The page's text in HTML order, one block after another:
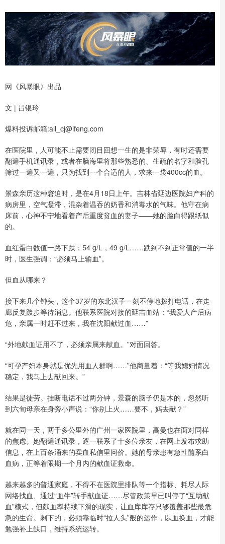
网《风暴眼》出品
文 | 吕银玲
爆料投诉邮箱:all_cj@ifeng.com
在医院里，人可能不止需要闭目回想一生的是非荣辱，有时还需要
翻遍手机通讯录，或者在脑海里将那些熟悉的、生疏的名字和脸孔
筛过一遍又一遍，只为找到一个合适的人，求来一袋400cc的血。
景森亲历这种窘迫时，是在4月18日上午。吉林省延边医院妇产科的
病房里，空气凝滞，混杂着温吞的奶香和消毒水的气味。他守在病
床前，心神不宁地看着产后重度贫血的妻子——她的脸白得跟纸似
的。
血红蛋白数值一路下跌：54 g/L，49 g/L……跌到不到正常值的一半
时，医生强调：“必须马上输血”。
但血从哪来？
接下来几个钟头，这个37岁的东北汉子一刻不停地拨打电话，在走
廊反复踱步等待消息。他联系医院对接的延吉血站：“我爱人产后病
危，亲属一时赶不过来，我在沈阳献过血……”
“外地献血证用不了，必须亲属来献血。”对面回答。
“可孕产妇本身就是优先用血人群啊……”他商量着：“等我媳妇情况
稳定，我马上去献回来。”
结果是徒劳。挂断电话不过两分钟，景森的脑子仍是木的，忽然听
到六旬母亲在身旁小声说：“你别上火……要不，妈去献？”
就在同一天，两千多公里外的广州一家医院里，高曼也在面对同样
的焦虑。她翻遍通讯录，逐一联系了十多位亲友，在网上发布求助
信息，在上百条涌来的卖血私信里问价。她的母亲患有急性髓系白
血病，正等着限期一个月内的献血证救命。
越来越多的普通家庭，不得不在医院里排队等一个指标、耗尽人际
网络找血、通过“血牛”转手献血证……尽管政策早已叫停了“互助献
血”模式，但献血率持续下滑的现实，让血库库存只够覆盖那些最危
急的生命。剩下的，必须靠临时“拉人头”般的运作，以血换血，才能
勉强补上缺口，维持系统运转。